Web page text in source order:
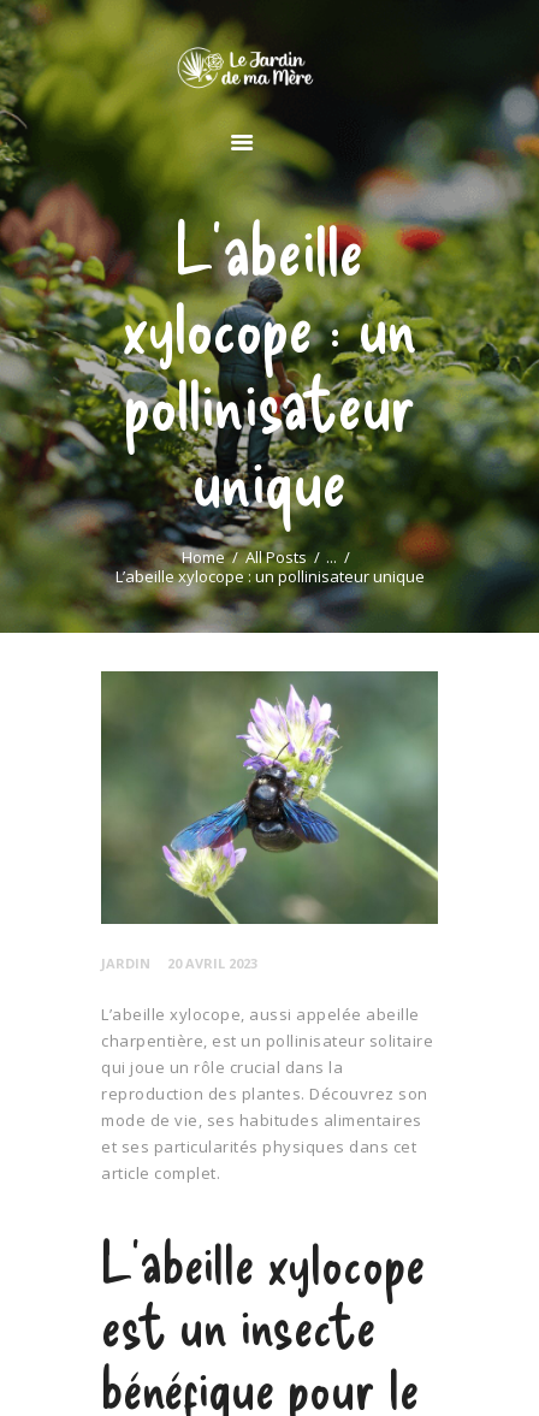
L’abeille
xylocope : un
pollinisateur
unique
Home All Posts
...
L’abeille xylocope : un pollinisateur unique
MAISON
JARDIN
DÉCORATION
JARDIN 20 AVRIL 2023
L’abeille xylocope, aussi appelée abeille
charpentière, est un pollinisateur solitaire
qui joue un rôle crucial dans la
reproduction des plantes. Découvrez son
mode de vie, ses habitudes alimentaires
et ses particularités physiques dans cet
article complet.
L’abeille xylocope
est un insecte
bénéfique pour le